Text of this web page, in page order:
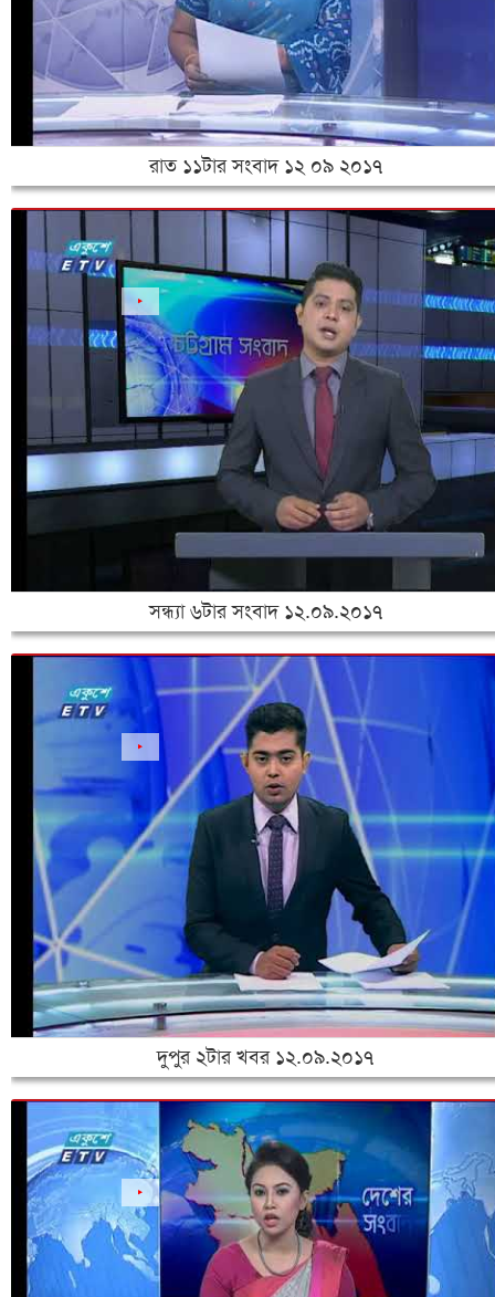
রাত ১১টার সংবাদ ১২ ০৯ ২০১৭
সন্ধ্যা ৬টার সংবাদ ১২.০৯.২০১৭
দুপুর ২টার খবর ১২.০৯.২০১৭